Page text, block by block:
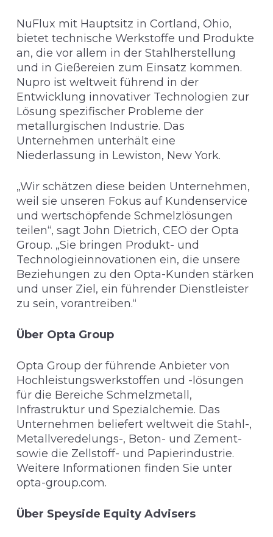
NuFlux mit Hauptsitz in Cortland, Ohio,
bietet technische Werkstoffe und Produkte
an, die vor allem in der Stahlherstellung
und in Gießereien zum Einsatz kommen.
Nupro ist weltweit führend in der
Entwicklung innovativer Technologien zur
Lösung spezifischer Probleme der
metallurgischen Industrie. Das
Unternehmen unterhält eine
Niederlassung in Lewiston, New York.
„Wir schätzen diese beiden Unternehmen,
weil sie unseren Fokus auf Kundenservice
und wertschöpfende Schmelzlösungen
teilen“, sagt John Dietrich, CEO der Opta
Group. „Sie bringen Produkt- und
Technologieinnovationen ein, die unsere
Beziehungen zu den Opta-Kunden stärken
und unser Ziel, ein führender Dienstleister
zu sein, vorantreiben.“
Über Opta Group
Opta Group der führende Anbieter von
Hochleistungswerkstoffen und -lösungen
für die Bereiche Schmelzmetall,
Infrastruktur und Spezialchemie. Das
Unternehmen beliefert weltweit die Stahl-,
Metallveredelungs-, Beton- und Zement-
sowie die Zellstoff- und Papierindustrie.
Weitere Informationen finden Sie unter
opta-group.com.
Über Speyside Equity Advisers